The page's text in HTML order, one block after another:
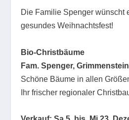
Die Familie Spenger wünscht
gesundes Weihnachtsfest!
Bio-Christbäume
Fam. Spenger, Grimmenstein
Schöne Bäume in allen
Ihr frischer regionaler